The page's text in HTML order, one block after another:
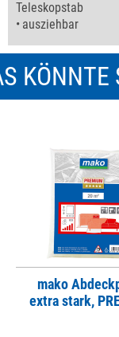
Teleskopstab
ausziehbar
KÖNNTE
mako
extra stark,